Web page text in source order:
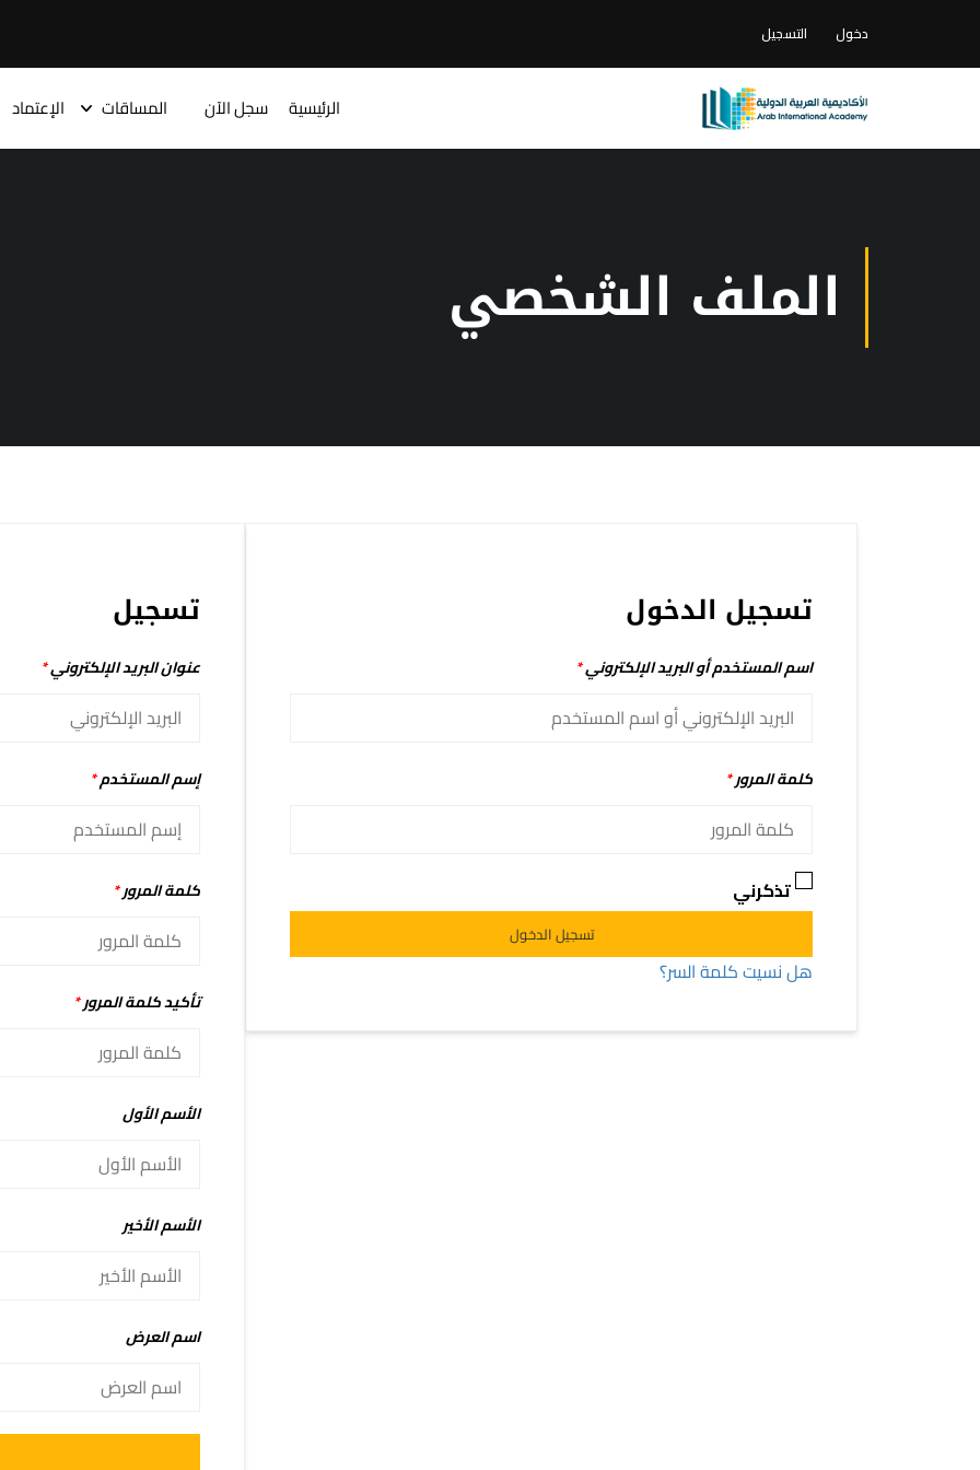
دخول التسجيل
الرئيسية سجل الآن المساقات الإعتماد
الملف الشخصي
تسجيل الدخول
اسم المستخدم أو البريد الإلكتروني*
كلمة المرور*
تذكرني
تسجيل الدخول
هل نسيت كلمة السر؟
تسجيل
عنوان البريد الإلكتروني*
إسم المستخدم*
كلمة المرور*
تأكيد كلمة المرور*
الأسم الأول
الأسم الأخير
اسم العرض